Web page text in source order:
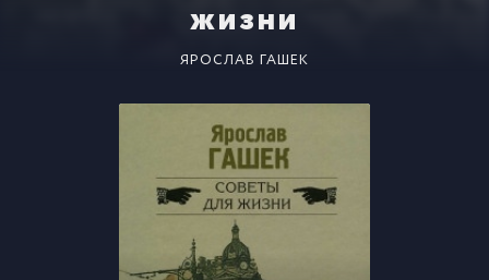
жизни
ЯРОСЛАВ ГАШЕК